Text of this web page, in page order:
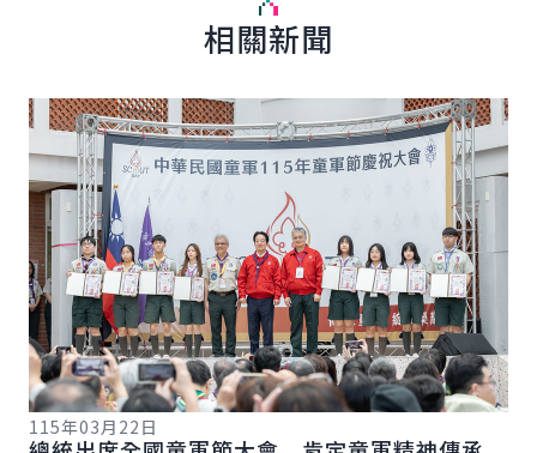
相關新聞
詳細內容
115年03月22日
詳